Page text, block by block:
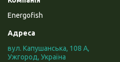
Energofish
вул. Капушанська, 108 А,
Ужгород, Україна